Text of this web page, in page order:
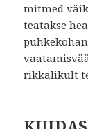
mitmed
teatakse hea
rikkalikult